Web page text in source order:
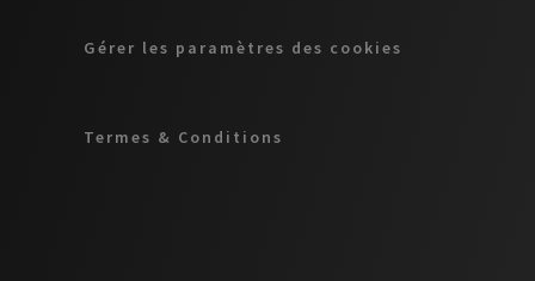
Gérer les paramètres des cookies
Termes & Conditions